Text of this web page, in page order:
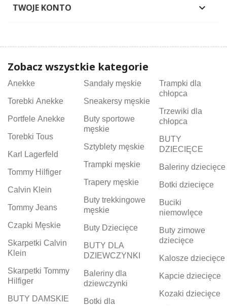
TWOJE KONTO 
Zobacz wszystkie kategorie
Anekke
Torebki Anekke
Portfele Anekke
Torebki Tous
Karl Lagerfeld
Tommy Hilfiger
Calvin Klein
Tommy Jeans
Czapki Męskie
Skarpetki Calvin
Klein
Skarpetki Tommy
Hilfiger
BUTY DAMSKIE
Sandały męskie
Sneakersy męskie
Buty sportowe
męskie
Sztyblety męskie
Trampki męskie
Trapery męskie
Buty trekkingowe
męskie
Buty Dziecięce
BUTY DLA
DZIEWCZYNKI
Baleriny dla
dziewczynki
Botki dla
Trampki dla
chłopca
Trzewiki dla
chłopca
BUTY
DZIECIĘCE
Baleriny dziecięce
Botki dziecięce
Buciki
niemowlęce
Buty zimowe
dziecięce
Kalosze dziecięce
Kapcie dziecięce
Kozaki dziecięce